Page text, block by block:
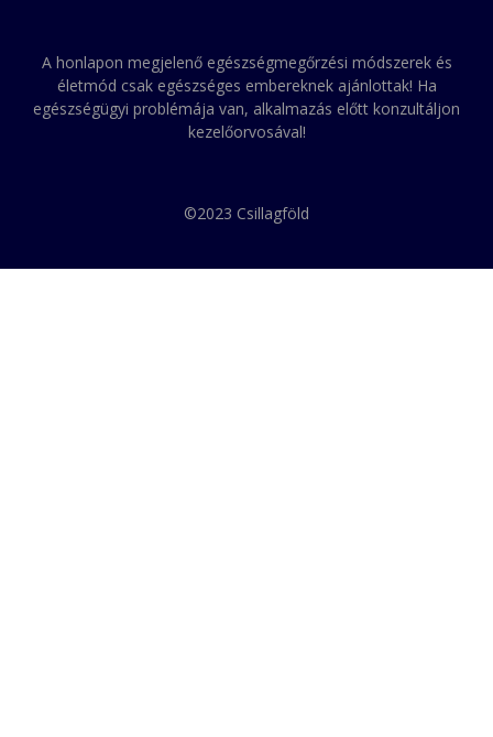
A honlapon megjelenő egészségmegőrzési módszerek és
életmód csak egészséges embereknek ajánlottak! Ha
egészségügyi problémája van, alkalmazás előtt konzultáljon
kezelőorvosával!
©2023 Csillagföld